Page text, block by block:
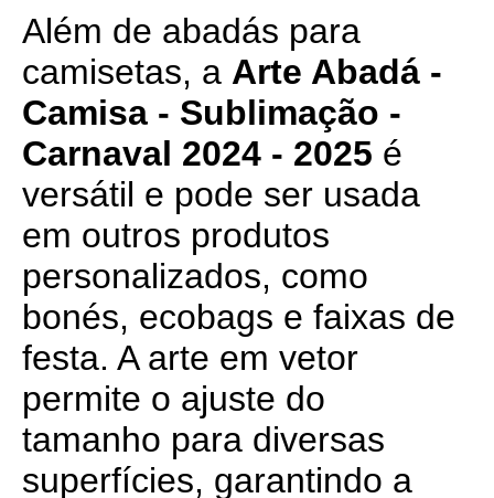
Além de abadás para
camisetas, a Arte Abadá -
Camisa - Sublimação -
Carnaval 2024 - 2025 é
versátil e pode ser usada
em outros produtos
personalizados, como
bonés, ecobags e faixas de
festa. A arte em vetor
permite o ajuste do
tamanho para diversas
superfícies, garantindo a